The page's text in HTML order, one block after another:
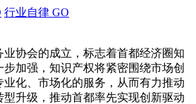
行业自律 GO
业协会的成立，标志着首都经济圈知
加强，知识产权将紧密围绕市场创
业化、市场化的服务，从而有力推动
型升级，推动首都率先实现创新驱动